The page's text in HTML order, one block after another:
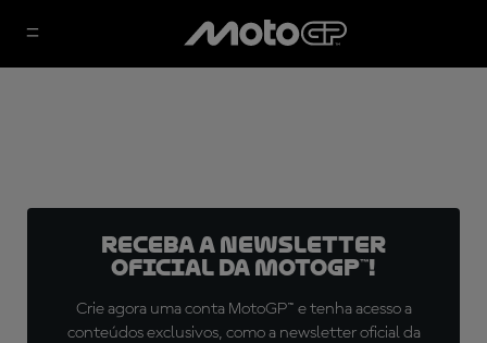
Receba a newsletter
oficial da MotoGP™!
Crie agora uma conta MotoGP™ e tenha acesso a
conteúdos exclusivos, como a newsletter oficial da